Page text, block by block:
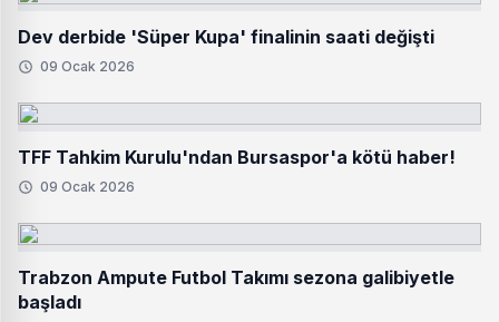
Dev derbide 'Süper Kupa' finalinin saati değişti
09 Ocak 2026
TFF Tahkim Kurulu'ndan Bursaspor'a kötü haber!
09 Ocak 2026
Trabzon Ampute Futbol Takımı sezona galibiyetle
başladı